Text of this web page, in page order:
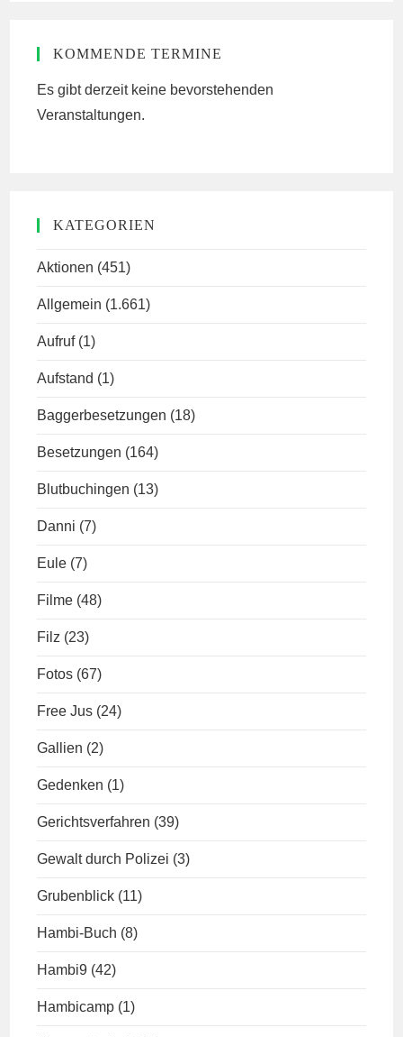
KOMMENDE TERMINE
Es gibt derzeit keine bevorstehenden
Veranstaltungen.
KATEGORIEN
Aktionen (451)
Allgemein (1.661)
Aufruf (1)
Aufstand (1)
Baggerbesetzungen (18)
Besetzungen (164)
Blutbuchingen (13)
Danni (7)
Eule (7)
Filme (48)
Filz (23)
Fotos (67)
Free Jus (24)
Gallien (2)
Gedenken (1)
Gerichtsverfahren (39)
Gewalt durch Polizei (3)
Grubenblick (11)
Hambi-Buch (8)
Hambi9 (42)
Hambicamp (1)